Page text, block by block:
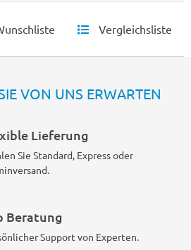
Vergleichsliste
VON UNS ERWARTEN
Lieferung
Sie Standard, Express oder
Beratung
Support von Experten.